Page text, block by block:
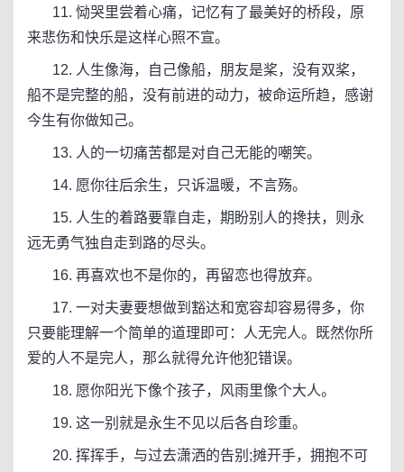
11. 恸哭里尝着心痛，记忆有了最美好的桥段，原
来悲伤和快乐是这样心照不宣。
12. 人生像海，自己像船，朋友是桨，没有双桨，
船不是完整的船，没有前进的动力，被命运所趋，感谢
今生有你做知己。
13. 人的一切痛苦都是对自己无能的嘲笑。
14. 愿你往后余生，只诉温暖，不言殇。
15. 人生的着路要靠自走，期盼别人的搀扶，则永
远无勇气独自走到路的尽头。
16. 再喜欢也不是你的，再留恋也得放弃。
17. 一对夫妻要想做到豁达和宽容却容易得多，你
只要能理解一个简单的道理即可：人无完人。既然你所
爱的人不是完人，那么就得允许他犯错误。
18. 愿你阳光下像个孩子，风雨里像个大人。
19. 这一别就是永生不见以后各自珍重。
20. 挥挥手，与过去潇洒的告别;摊开手，拥抱不可